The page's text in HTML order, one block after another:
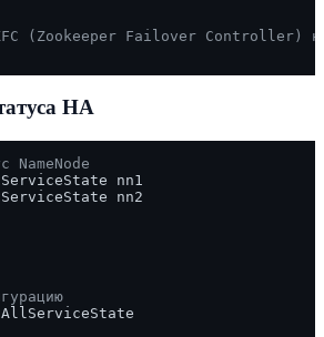
(Zookeeper Failover Controller)
HA
NameNode
nn1
nn2